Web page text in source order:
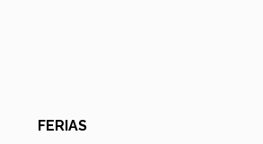
FERIAS